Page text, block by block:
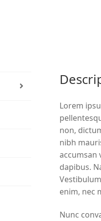
Lorem
non,
nibh
accumsan
dapibus.
enim, nec
Nunc